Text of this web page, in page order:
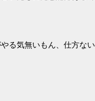
る気無いもん、仕方ない